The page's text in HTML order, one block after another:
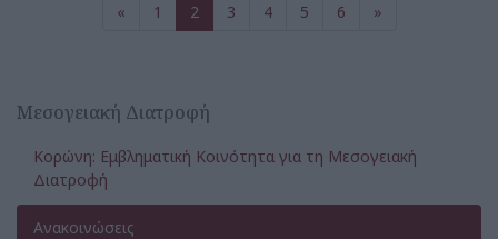
« 1 2 3 4 5 6 »
Μεσογειακή Διατροφή
Κορώνη: Εμβληματική Κοινότητα για τη Μεσογειακή
Διατροφή
Ανακοινώσεις